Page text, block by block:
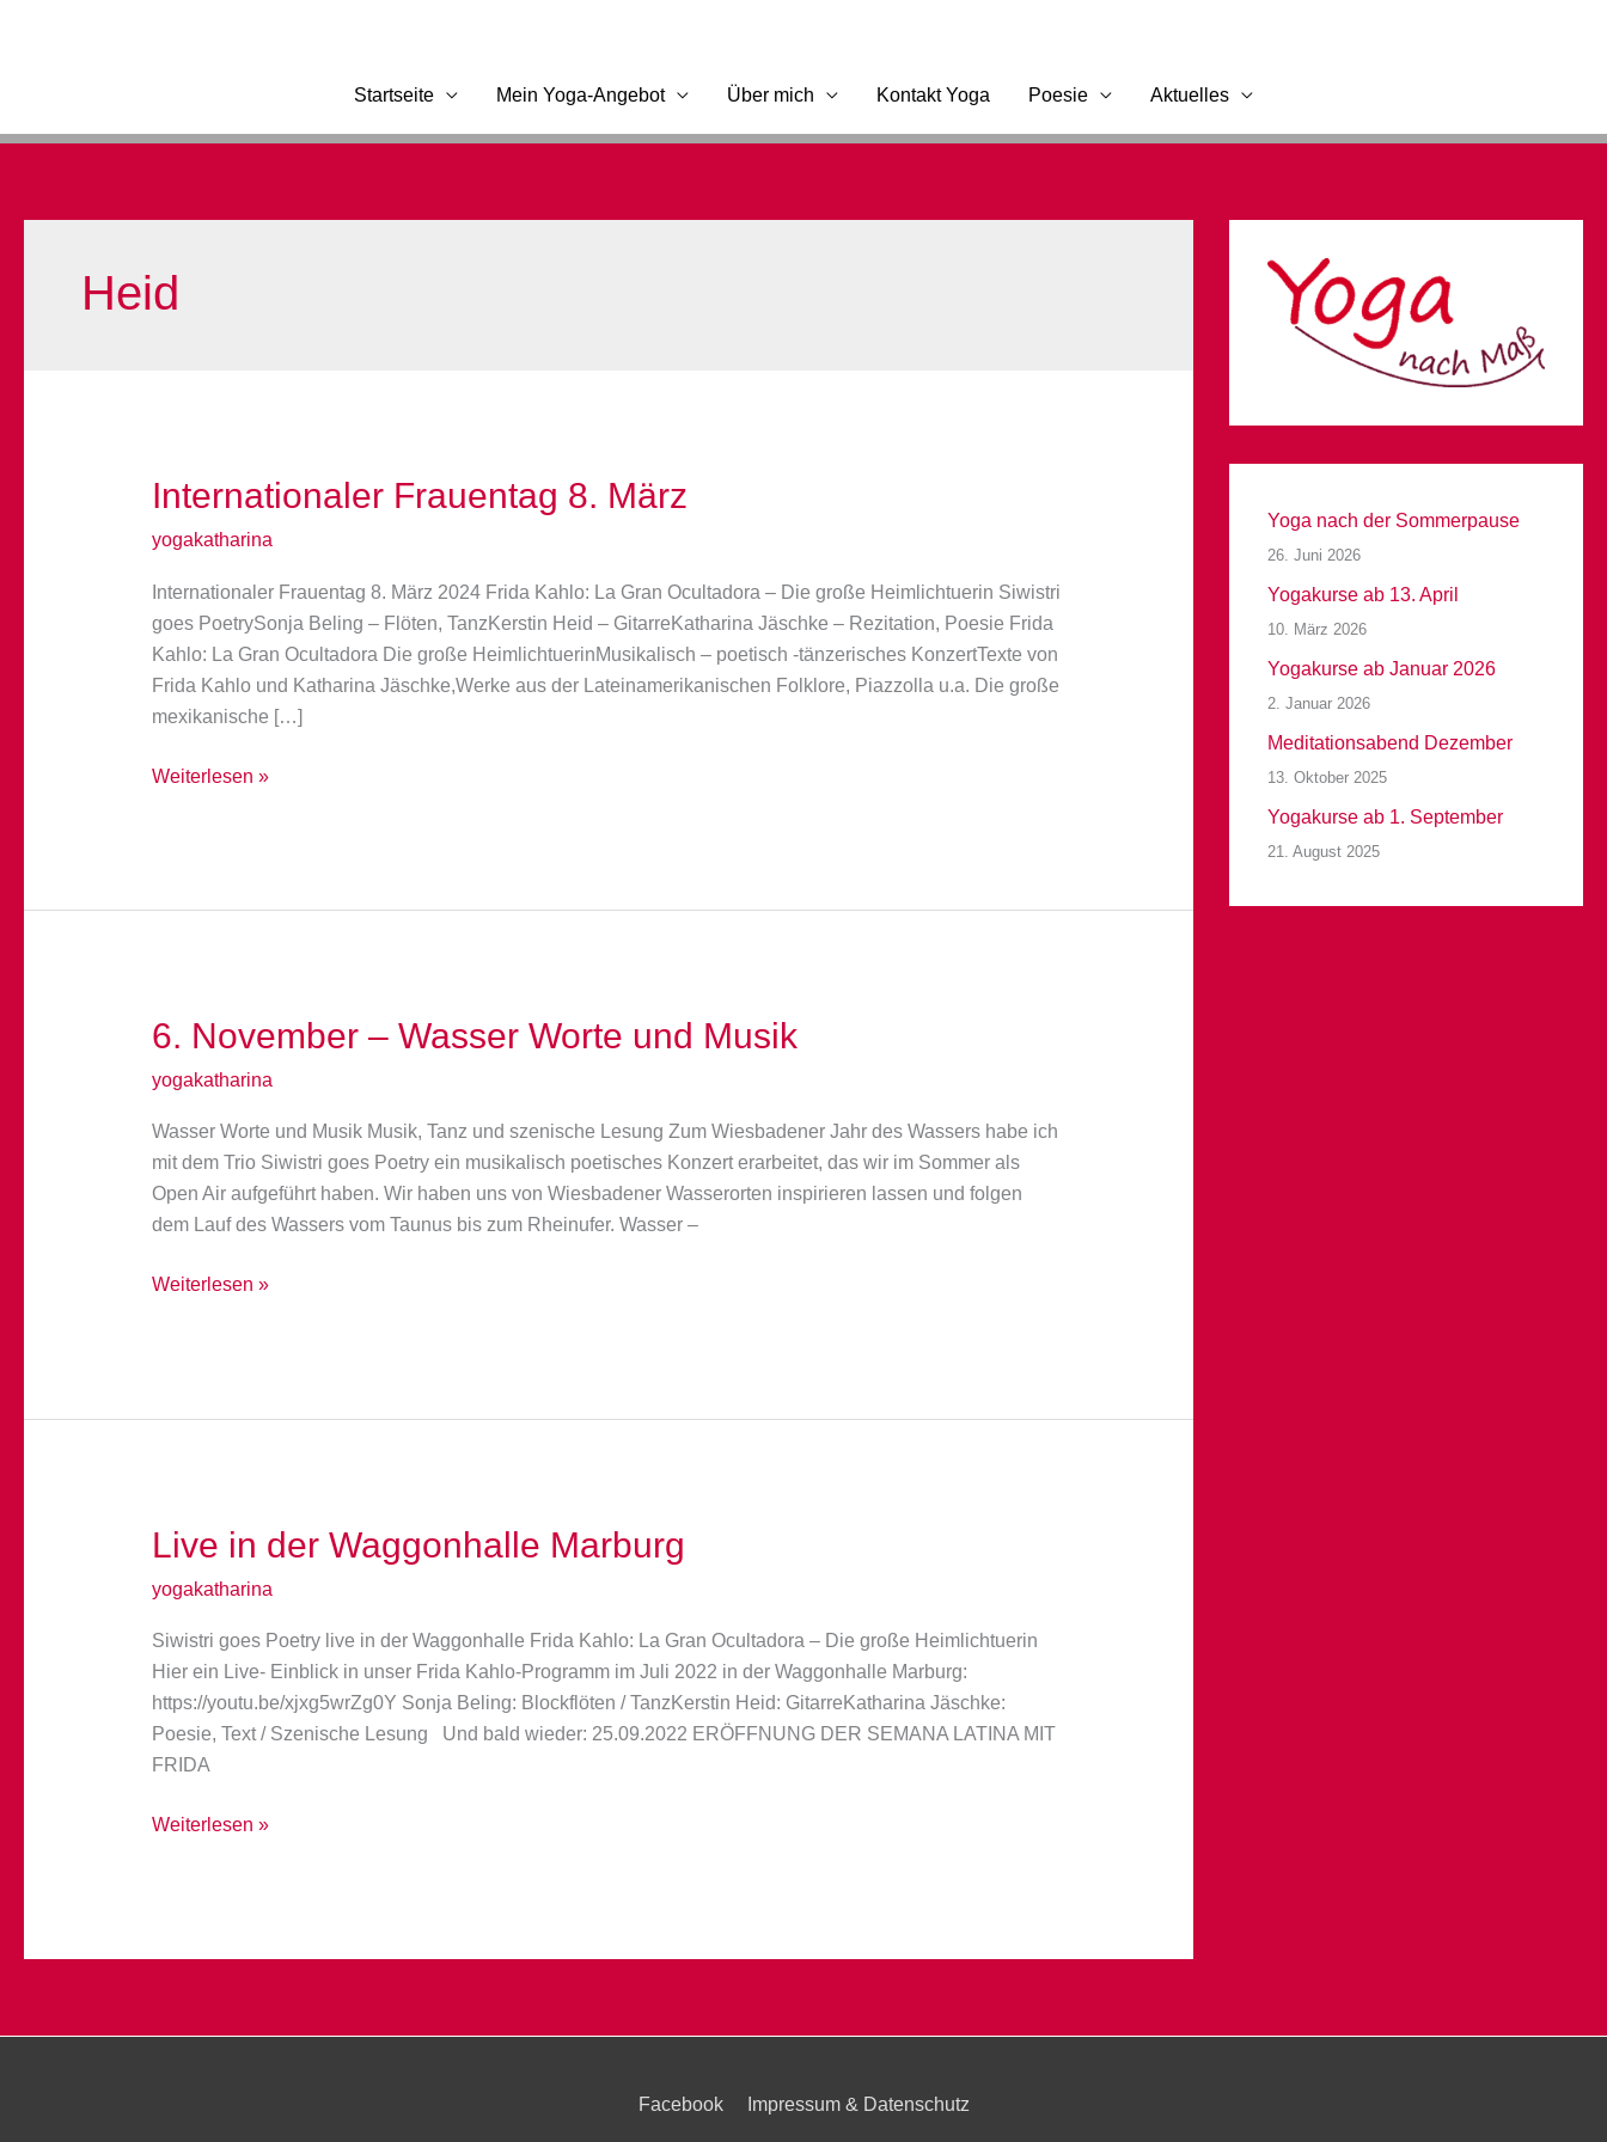
Startseite
Mein Yoga-Angebot Über mich Kontakt Yoga Poesie Aktuelles
Heid
Internationaler Frauentag 8. März
yogakatharina
Internationaler Frauentag 8. März 2024 Frida Kahlo: La Gran Ocultadora – Die große Heimlichtuerin Siwistri
goes PoetrySonja Beling – Flöten, TanzKerstin Heid – GitarreKatharina Jäschke – Rezitation, Poesie Frida
Kahlo: La Gran Ocultadora Die große HeimlichtuerinMusikalisch – poetisch -tänzerisches KonzertTexte von
Frida Kahlo und Katharina Jäschke,Werke aus der Lateinamerikanischen Folklore, Piazzolla u.a. Die große
mexikanische […]
Internationaler
Weiterlesen »
6. November – Wasser Worte und Musik
yogakatharina
Wasser Worte und Musik Musik, Tanz und szenische Lesung Zum Wiesbadener Jahr des Wassers habe ich
mit dem Trio Siwistri goes Poetry ein musikalisch poetisches Konzert erarbeitet, das wir im Sommer als
Open Air aufgeführt haben. Wir haben uns von Wiesbadener Wasserorten inspirieren lassen und folgen
dem Lauf des Wassers vom Taunus bis zum Rheinufer. Wasser –
6.
Weiterlesen »
Live in der Waggonhalle Marburg
yogakatharina
Siwistri goes Poetry live in der Waggonhalle Frida Kahlo: La Gran Ocultadora – Die große Heimlichtuerin
Hier ein Live- Einblick in unser Frida Kahlo-Programm im Juli 2022 in der Waggonhalle Marburg:
https://youtu.be/xjxg5wrZg0Y Sonja Beling: Blockflöten / TanzKerstin Heid: GitarreKatharina Jäschke:
Poesie, Text / Szenische Lesung Und bald wieder: 25.09.2022 ERÖFFNUNG DER SEMANA LATINA MIT
FRIDA
Live
Weiterlesen »
Yoga nach der Sommerpause
26. Juni 2026
Yogakurse ab 13. April
10. März 2026
Yogakurse ab Januar 2026
2. Januar 2026
Meditationsabend Dezember
13. Oktober 2025
Yogakurse ab 1. September
21. August 2025
Facebook Impressum & Datenschutz